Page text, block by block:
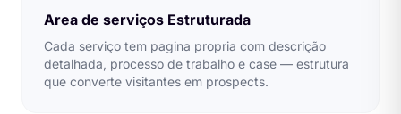
Area de serviços Estruturada
Cada serviço tem pagina propria com descrição
detalhada, processo de trabalho e case — estrutura
que converte visitantes em prospects.